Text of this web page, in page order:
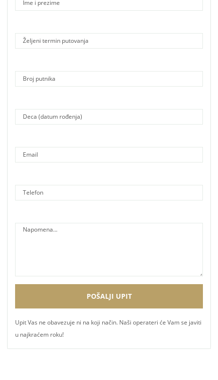
Upit Vas ne obavezuje ni na koji način. Naši operateri će Vam se javiti
u najkraćem roku!